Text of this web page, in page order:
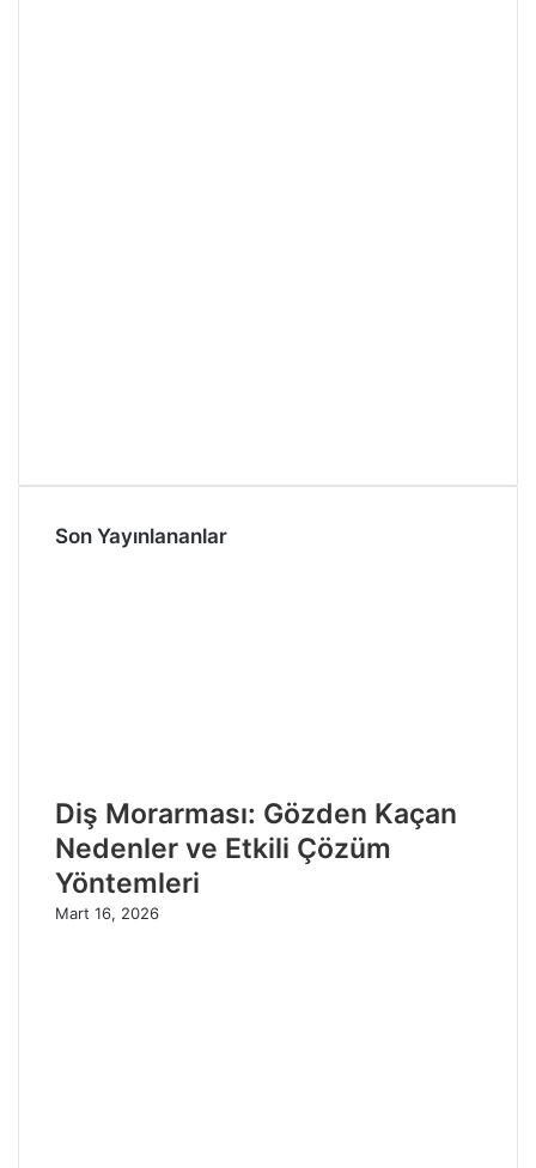
Son Yayınlananlar
Diş Morarması: Gözden Kaçan
Nedenler ve Etkili Çözüm
Yöntemleri
Mart 16, 2026